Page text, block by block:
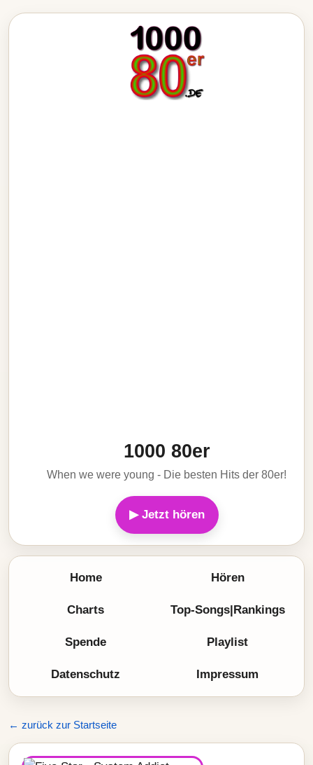
1000 80er
When we were young - Die besten Hits der 80er!
▶ Jetzt hören
Home Hören
Charts Top-Songs|Rankings
Spende Playlist
Datenschutz Impressum
← zurück zur Startseite